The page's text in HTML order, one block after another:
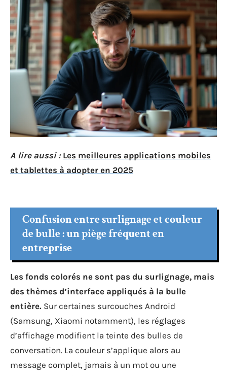
A lire aussi : Les meilleures applications mobiles
et tablettes à adopter en 2025
Confusion entre surlignage et couleur
de bulle : un piège fréquent en
entreprise
Les fonds colorés ne sont pas du surlignage, mais
des thèmes d’interface appliqués à la bulle
entière. Sur certaines surcouches Android
(Samsung, Xiaomi notamment), les réglages
d’affichage modifient la teinte des bulles de
conversation. La couleur s’applique alors au
message complet, jamais à un mot ou une